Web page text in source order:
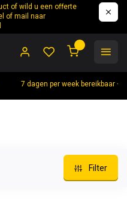
of wild u een offerte
of mail naar
7 dagen per week bereikbaar
Filter